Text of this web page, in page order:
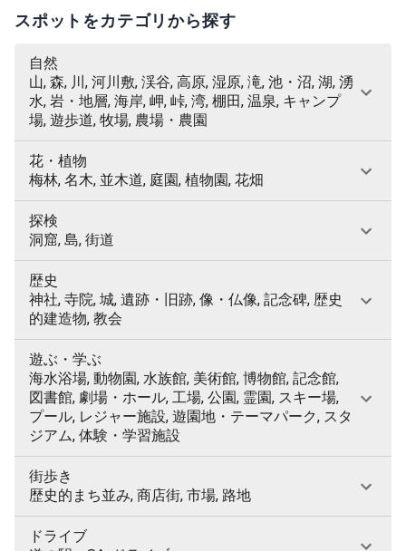
スポットをカテゴリから探す
自然
山, 森, 川, 河川敷, 渓谷, 高原, 湿原, 滝, 池・沼, 湖, 湧
水, 岩・地層, 海岸, 岬, 峠, 湾, 棚田, 温泉, キャンプ
場, 遊歩道, 牧場, 農場・農園
花・植物
梅林, 名木, 並木道, 庭園, 植物園, 花畑
探検
洞窟, 島, 街道
歴史
神社, 寺院, 城, 遺跡・旧跡, 像・仏像, 記念碑, 歴史
的建造物, 教会
遊ぶ・学ぶ
海水浴場, 動物園, 水族館, 美術館, 博物館, 記念館,
図書館, 劇場・ホール, 工場, 公園, 霊園, スキー場,
プール, レジャー施設, 遊園地・テーマパーク, スタ
ジアム, 体験・学習施設
街歩き
歴史的まち並み, 商店街, 市場, 路地
ドライブ